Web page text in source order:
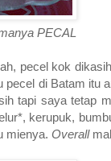
PECAL
pecel kok
di Batam itu
tapi saya tetap
kerupuk,
mienya. Overall